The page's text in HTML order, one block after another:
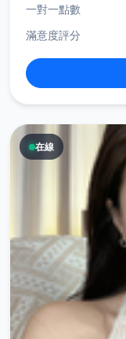
一對一點數
滿意度評分
在線